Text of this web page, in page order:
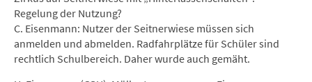
Regelung der Nutzung?
C. Eisenmann: Nutzer der Seitnerwiese müssen sich
anmelden und abmelden. Radfahrplätze für Schüler sind
rechtlich Schulbereich. Daher wurde auch gemäht.